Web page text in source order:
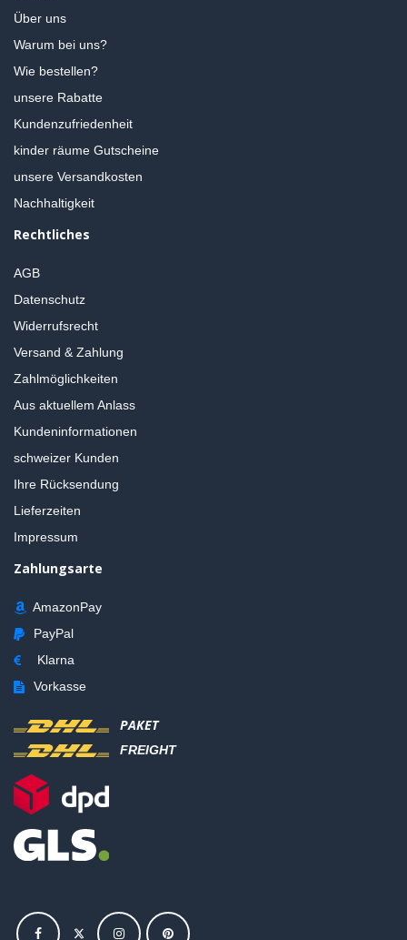
Über uns
Warum bei uns?
Wie bestellen?
unsere Rabatte
Kundenzufriedenheit
kinder räume Gutscheine
unsere Versandkosten
Nachhaltigkeit
Rechtliches
AGB
Datenschutz
Widerrufsrecht
Versand & Zahlung
Zahlmöglichkeiten
Aus aktuellem Anlass
Kundeninformationen
schweizer Kunden
Ihre Rücksendung
Lieferzeiten
Impressum
Zahlungsarte
AmazonPay
PayPal
Klarna
Vorkasse
PAKET
FREIGHT